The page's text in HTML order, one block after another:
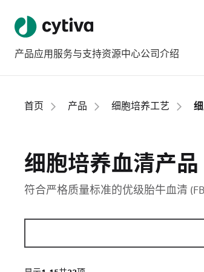
产品应用 服务与支持资源中心公司介绍
首页 产品 细胞培养工艺
细胞培养血清产品
符合严格质量标准的优级胎牛血清